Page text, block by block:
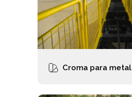
Croma para metal